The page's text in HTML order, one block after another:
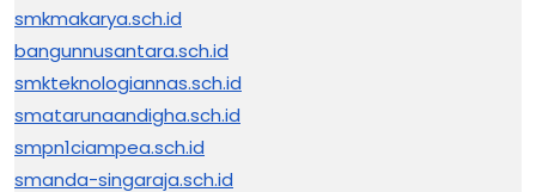
smkmakarya.sch.id
bangunnusantara.sch.id
smkteknologiannas.sch.id
smatarunaandigha.sch.id
smpn1ciampea.sch.id
smanda-singaraja.sch.id